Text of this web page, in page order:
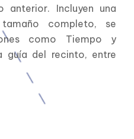
anterior. Incluyen una
completo, se
como Tiempo y
guía del recinto, entre